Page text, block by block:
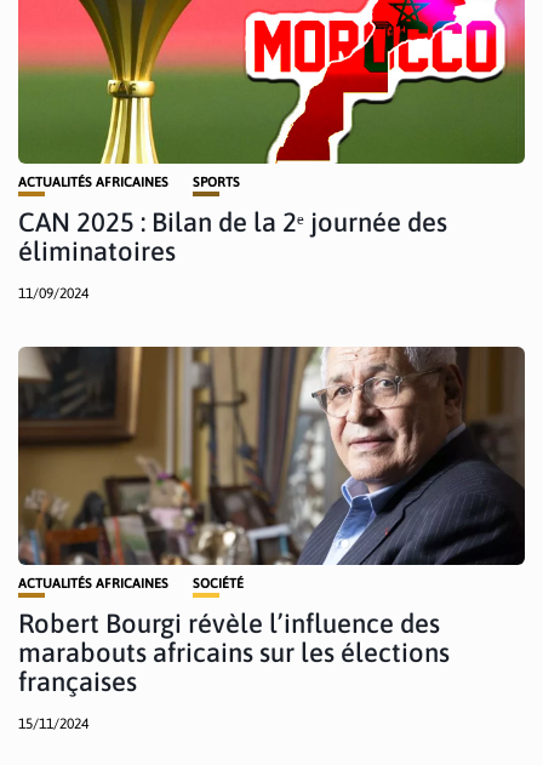
ACTUALITÉS AFRICAINES SPORTS
CAN 2025 : Bilan de la 2ᵉ journée des
éliminatoires
11/09/2024
ACTUALITÉS AFRICAINES SOCIÉTÉ
Robert Bourgi révèle l’influence des
marabouts africains sur les élections
françaises
15/11/2024